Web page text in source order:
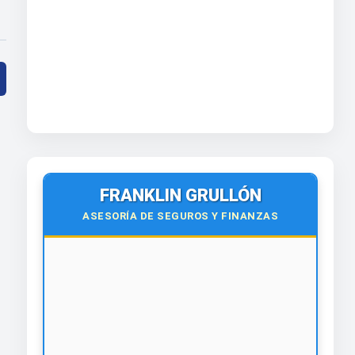
FRANKLIN GRULLÓN
ASESORÍA DE SEGUROS Y FINANZAS